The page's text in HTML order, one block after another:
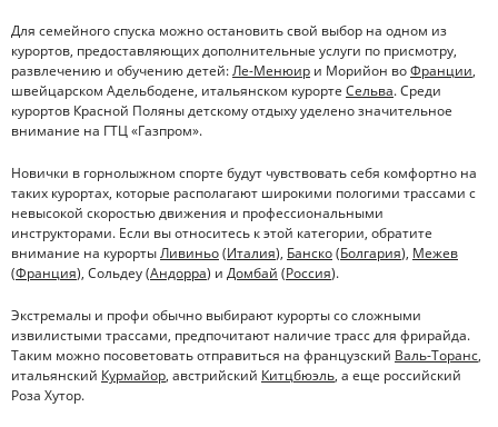
Для семейного спуска можно остановить свой выбор на одном из
курортов, предоставляющих дополнительные услуги по присмотру,
развлечению и обучению детей:Ле-Менюир и Морийон воФранции,
швейцарском Адельбодене, итальянском курорте Сельва. Среди
курортов Красной Поляны детскому отдыху уделено значительное
внимание на ГТЦ «Газпром».
Новички в горнолыжном спорте будут чувствовать себя комфортно на
таких курортах, которые располагают широкими пологими трассами с
невысокой скоростью движения и профессиональными
инструкторами. Если вы относитесь к этой категории, обратите
внимание на курортыЛивиньо(Италия), Банско(Болгария), Межев
(Франция), Сольдеу (Андорра) и Домбай (Россия).
Экстремалы и профи обычно выбирают курорты со сложными
извилистыми трассами, предпочитают наличие трасс для фрирайда.
Таким можно посоветовать отправиться на французский Валь-Торанс,
итальянский Курмайор, австрийский Китцбюэль, а еще российский
Роза Хутор.